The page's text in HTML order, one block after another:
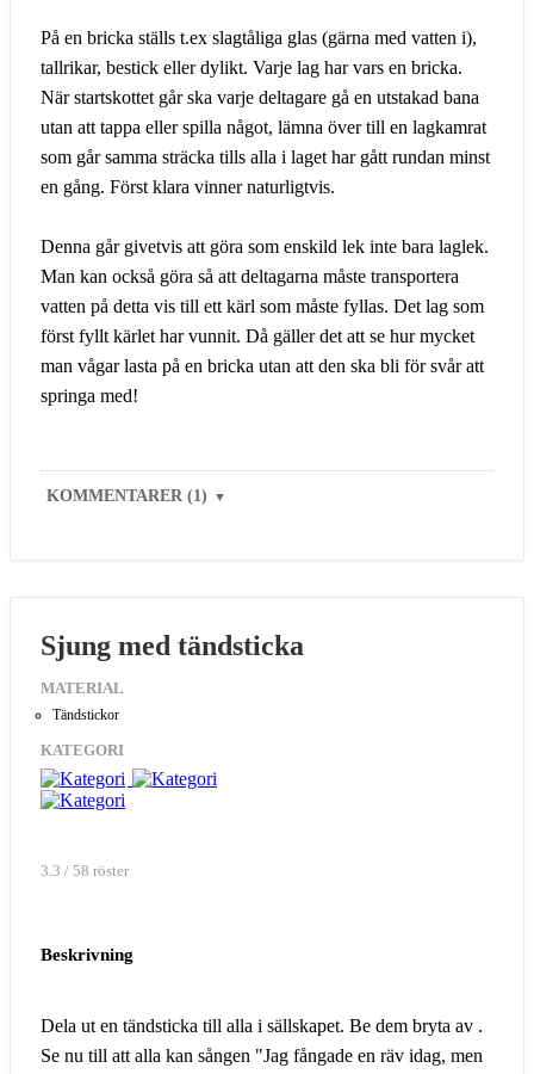
På en bricka ställs t.ex slagtåliga glas (gärna med vatten i),
tallrikar, bestick eller dylikt. Varje lag har vars en bricka.
När startskottet går ska varje deltagare gå en utstakad bana
utan att tappa eller spilla något, lämna över till en lagkamrat
som går samma sträcka tills alla i laget har gått rundan minst
en gång. Först klara vinner naturligtvis.
Denna går givetvis att göra som enskild lek inte bara laglek.
Man kan också göra så att deltagarna måste transportera
vatten på detta vis till ett kärl som måste fyllas. Det lag som
först fyllt kärlet har vunnit. Då gäller det att se hur mycket
man vågar lasta på en bricka utan att den ska bli för svår att
springa med!
KOMMENTARER (1) ▼
Sjung med tändsticka
MATERIAL
Tändstickor
KATEGORI
3.3 / 58 röster
Beskrivning
Dela ut en tändsticka till alla i sällskapet. Be dem bryta av .
Se nu till att alla kan sången "Jag fångade en räv idag, men